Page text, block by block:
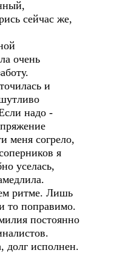
сейчас же,
очень
и
надо -
меня согрело,
я
уселась,
ритме. Лишь
то поправимо.
постоянно
долг исполнен.